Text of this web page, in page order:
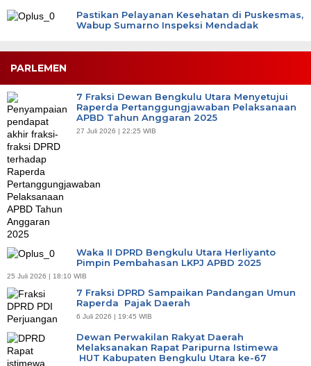
Pastikan Pelayanan Kesehatan di Puskesmas,
Wabup Sumarno Inspeksi Mendadak
PARLEMEN
7 Fraksi Dewan Bengkulu Utara Menyetujui
Raperda Pertanggungjawaban Pelaksanaan
APBD Tahun Anggaran 2025
27 Juli 2026 | 22:25 WIB
Waka II DPRD Bengkulu Utara Herliyanto
Pimpin Pembahasan LKPJ APBD 2025
25 Juli 2026 | 18:10 WIB
7 Fraksi DPRD Sampaikan Pandangan Umun
Raperda Pajak Daerah
6 Juli 2026 | 19:45 WIB
Dewan Perwakilan Rakyat Daerah
Melaksanakan Rapat Paripurna Istimewa
HUT Kabupaten Bengkulu Utara ke-67